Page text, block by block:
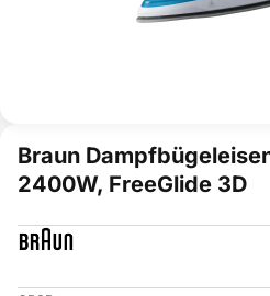
Braun
2400W, FreeGlide 3D